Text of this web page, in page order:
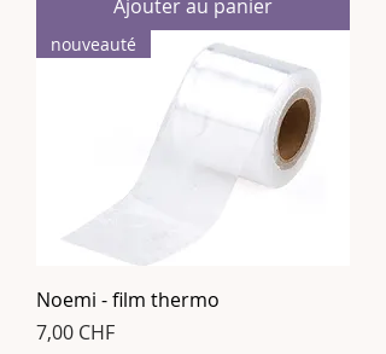
Ajouter au panier
nouveauté
Noemi - film thermo
Prix
7,00 CHF